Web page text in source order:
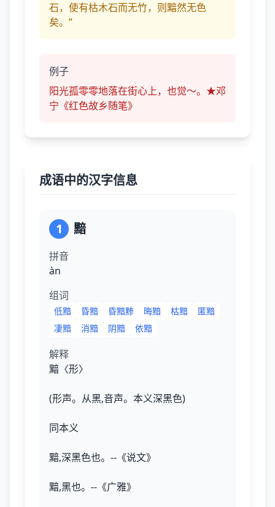
石，使有枯木石而无竹，则黯然无色
矣。”
例子
阳光孤零零地落在街心上，也觉～。★邓
宁《红色故乡随笔》
成语中的汉字信息
1 黯
拼音
àn
组词
低黯 昏黯 昏黯黪 晦黯 枯黯
匿黯
凄黯
消黯 阴黯 依黯
解释
黯〈形〉
(形声。从黑,音声。本义深黑色)
同本义
黯,深黑色也。--《说文》
黯,黑也。--《广雅》